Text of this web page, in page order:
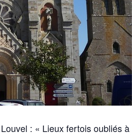
: « Lieux fertois oubliés